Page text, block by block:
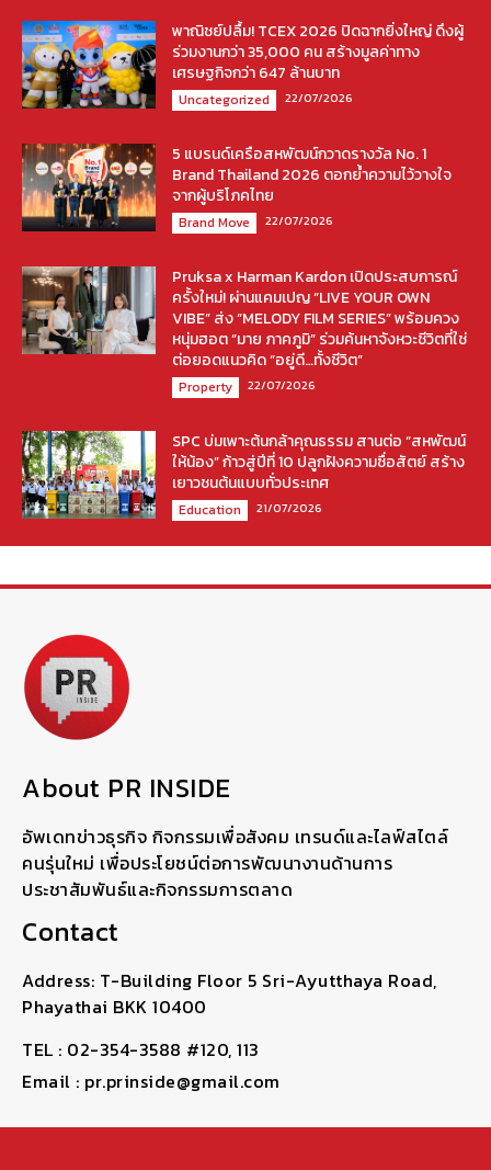
พาณิชย์ปลื้ม! TCEX 2026 ปิดฉากยิ่งใหญ่ ดึงผู้
ร่วมงานกว่า 35,000 คน สร้างมูลค่าทาง
เศรษฐกิจกว่า 647 ล้านบาท
Uncategorized 22/07/2026
5 แบรนด์เครือสหพัฒน์กวาดรางวัล No. 1
Brand Thailand 2026 ตอกย้ำความไว้วางใจ
จากผู้บริโภคไทย
Brand Move 22/07/2026
Pruksa x Harman Kardon เปิดประสบการณ์
ครั้งใหม่! ผ่านแคมเปญ “LIVE YOUR OWN
VIBE” ส่ง “MELODY FILM SERIES” พร้อมควง
หนุ่มฮอต “มาย ภาคภูมิ” ร่วมค้นหาจังหวะชีวิตที่ใช่
ต่อยอดแนวคิด “อยู่ดี…ทั้งชีวิต”
Property 22/07/2026
SPC บ่มเพาะต้นกล้าคุณธรรม สานต่อ “สหพัฒน์
ให้น้อง” ก้าวสู่ปีที่ 10 ปลูกฝังความซื่อสัตย์ สร้าง
เยาวชนต้นแบบทั่วประเทศ
Education 21/07/2026
About PR INSIDE
อัพเดทข่าวธุรกิจ กิจกรรมเพื่อสังคม เทรนด์และไลฟ์สไตล์
คนรุ่นใหม่ เพื่อประโยชน์ต่อการพัฒนางานด้านการ
ประชาสัมพันธ์และกิจกรรมการตลาด
Contact
Address: T-Building Floor 5 Sri-Ayutthaya Road,
Phayathai BKK 10400
TEL : 02-354-3588 #120, 113
Email : pr.prinside@gmail.com